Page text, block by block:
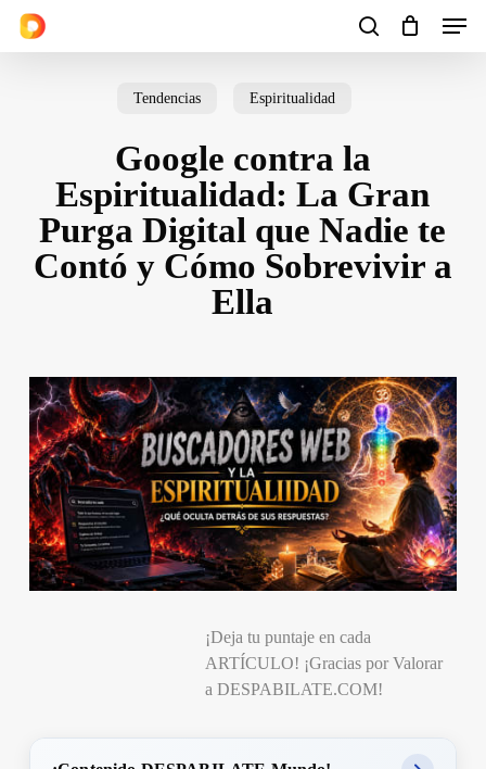
Skip
search
Menu
Cart Close
Tendencias Espiritualidad
Google contra la
Espiritualidad: La Gran
Purga Digital que Nadie te
Contó y Cómo Sobrevivir a
Ella
¡Deja tu puntaje en cada
ARTÍCULO! ¡Gracias por Valorar
a DESPABILATE.COM!